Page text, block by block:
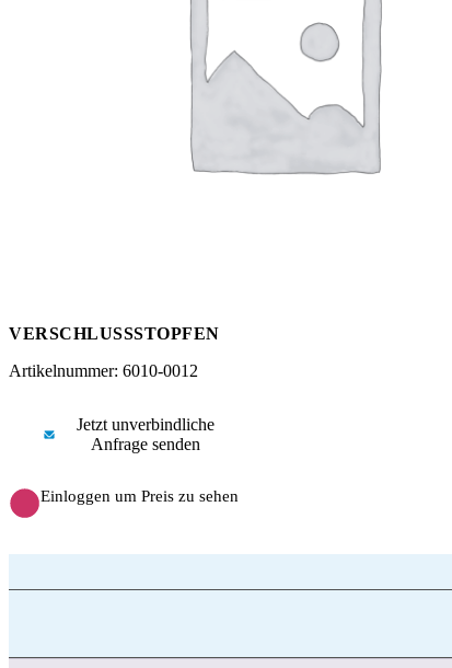
VERSCHLUSSSTOPFEN
Artikelnummer: 6010-0012
Jetzt unverbindliche
Anfrage senden
Einloggen um Preis zu sehen